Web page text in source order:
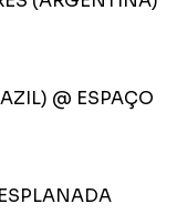
@ ESPAÇO